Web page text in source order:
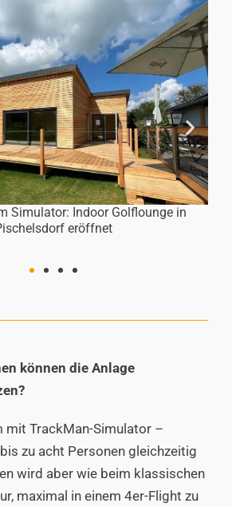
am Simulator: Indoor Golflounge in
können die Anlage
mit TrackMan-Simulator –
zu acht Personen gleichzeitig
wird aber wie beim klassischen
maximal in einem 4er-Flight zu